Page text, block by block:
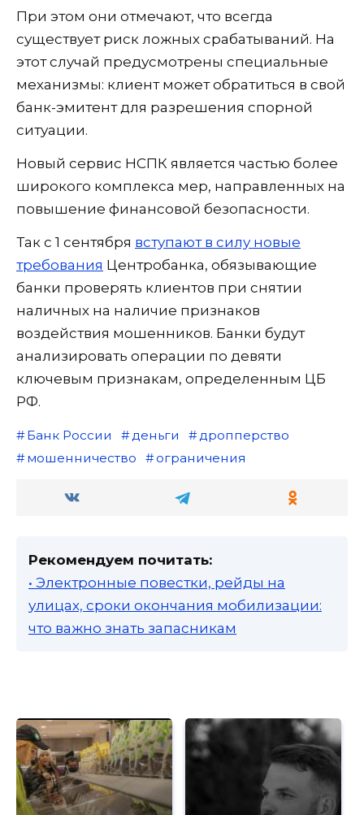
При этом они отмечают, что всегда
существует риск ложных срабатываний. На
этот случай предусмотрены специальные
механизмы: клиент может обратиться в свой
банк-эмитент для разрешения спорной
ситуации.
Новый сервис НСПК является частью более
широкого комплекса мер, направленных на
повышение финансовой безопасности.
Так с 1 сентября вступают в силу новые
требования Центробанка, обязывающие
банки проверять клиентов при снятии
наличных на наличие признаков
воздействия мошенников. Банки будут
анализировать операции по девяти
ключевым признакам, определенным ЦБ
РФ.
Банк России деньги
дропперство
мошенничество
ограничения
Рекомендуем почитать:
• Электронные повестки, рейды на
улицах, сроки окончания мобилизации:
что важно знать запасникам